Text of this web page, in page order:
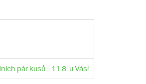
pár kusů - 11.8. u Vás!